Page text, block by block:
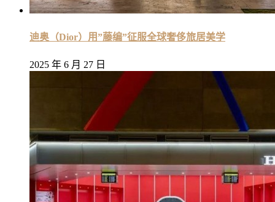
迪奥（Dior）用”藤编”征服全球奢侈旅居美学
2025 年 6 月 27 日